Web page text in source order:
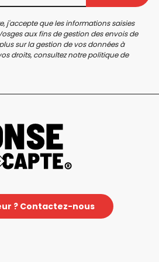
j'accepte que les informations saisies
aux fins de gestion des envois de
sur la gestion de vos données à
droits, consultez notrepolitique de
? Contactez-nous